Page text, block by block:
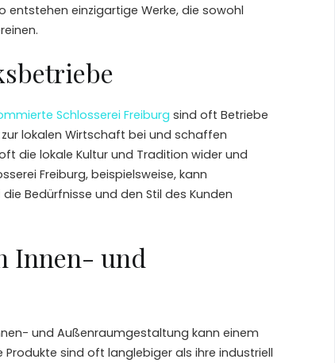
entstehen einzigartige Werke, die sowohl
Schlosserei Freiburg sind oft Betriebe
lokalen Wirtschaft bei und schaffen
die lokale Kultur und Tradition wider und
Freiburg, beispielsweise, kann
Bedürfnisse und den Stil des Kunden
Innen- und
und Außenraumgestaltung kann einem
Produkte sind oft langlebiger als ihre industriell